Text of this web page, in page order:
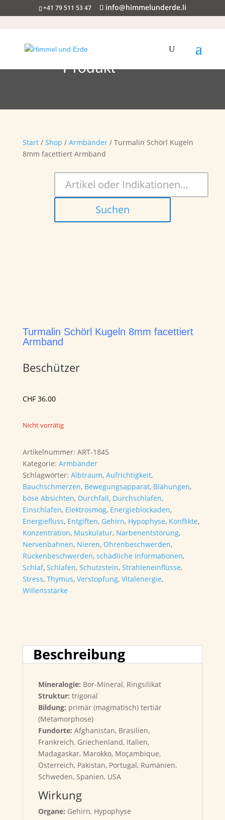
+41 79 511 53 47 info@himmelunderde.li
Produkt
Start/ Shop / Armbänder/ Turmalin Schörl Kugeln
8mm facettiert Armband
Suchen
Turmalin Schörl Kugeln 8mm facettiert
Armband
Beschützer
CHF36.00
Nicht vorrätig
Artikelnummer: ART-1845
Kategorie: Armbänder
Schlagwörter: Albtraum, Aufrichtigkeit,
Bauchschmerzen, Bewegungsapparat, Blähungen,
böse Absichten, Durchfall, Durchschlafen,
Einschlafen, Elektrosmog, Energieblockaden,
Energiefluss, Entgiften, Gehirn, Hypophyse, Konflikte,
Konzentration, Muskulatur, Narbenentstörung,
Nervenbahnen, Nieren, Ohrenbeschwerden,
Rückenbeschwerden, schädliche Informationen,
Schlaf, Schlafen, Schutzstein, Strahleneinflüsse,
Stress, Thymus, Verstopfung, Vitalenergie,
Willensstärke
Beschreibung
Mineralogie: Bor-Mineral, Ringsilikat
Struktur: trigonal
Bildung: primär (magmatisch) tertiär
(Metamorphose)
Fundorte: Afghanistan, Brasilien,
Frankreich, Griechenland, Italien,
Madagaskar, Marokko, Moçambique,
Österreich, Pakistan, Portugal, Rumänien,
Schweden, Spanien, USA
Wirkung
Organe: Gehirn, Hypophyse